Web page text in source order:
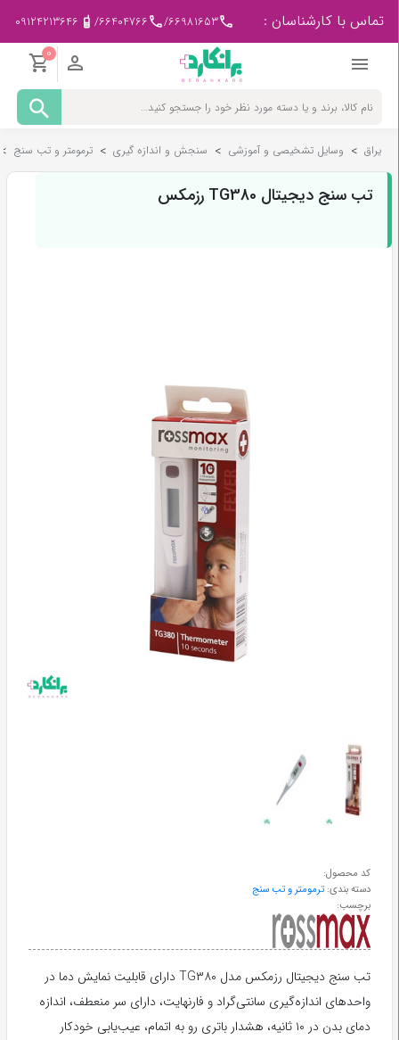
تماس با کارشناسان : 66981653
/
66404766
/
09124213646
0
مادر
کودک
پزشکی
-
ورزشی
و
درمانی
ابزار
جراحی
یراق > وسایل تشخیصی و آموزشی > سنجش و اندازه گیری > ترمومتر و تب سنج >
تب سنج دیجیتال TG380 رزمکس
کد محصول:
دسته بندی:ترمومتر و تب سنج
برچسب:
تب سنج دیجیتال رزمکس مدل TG۳۸۰ دارای قابلیت نمایش دما در
واحدهای اندازه‌گیری سانتی‌گراد و فارنهایت، دارای سر منعطف، اندازه
دمای بدن در ۱۰ ثانیه، هشدار باتری رو به اتمام، عیب‌یابی خودکار